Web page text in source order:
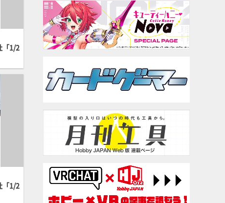
「1/2
「1/2